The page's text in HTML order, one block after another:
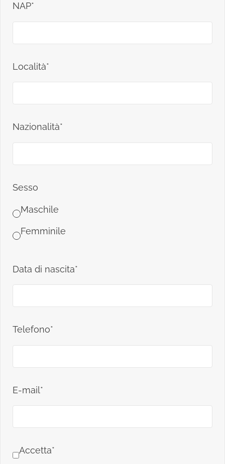
NAP*
Località*
Nazionalità*
Sesso
Maschile
Femminile
Data di nascita*
Telefono*
E-mail*
Accetta*